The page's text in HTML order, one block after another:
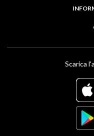
Scarica